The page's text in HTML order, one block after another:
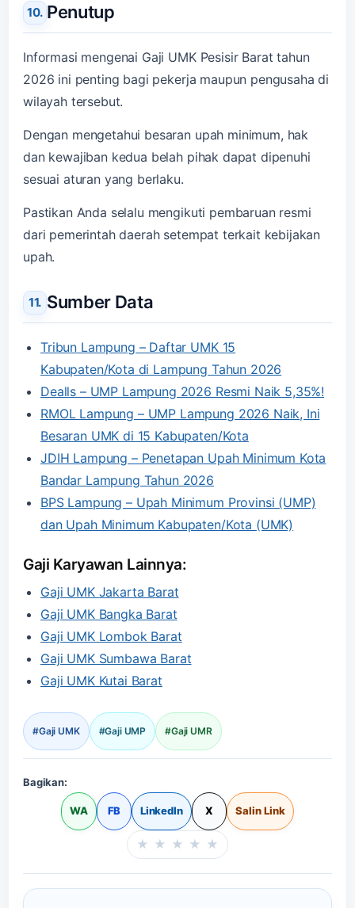
Penutup
Informasi mengenai Gaji UMK Pesisir Barat tahun
2026 ini penting bagi pekerja maupun pengusaha di
wilayah tersebut.
Dengan mengetahui besaran upah minimum, hak
dan kewajiban kedua belah pihak dapat dipenuhi
sesuai aturan yang berlaku.
Pastikan Anda selalu mengikuti pembaruan resmi
dari pemerintah daerah setempat terkait kebijakan
upah.
Sumber Data
Tribun Lampung – Daftar UMK 15
Kabupaten/Kota di Lampung Tahun 2026
Dealls – UMP Lampung 2026 Resmi Naik 5,35%!
RMOL Lampung – UMP Lampung 2026 Naik, Ini
Besaran UMK di 15 Kabupaten/Kota
JDIH Lampung – Penetapan Upah Minimum Kota
Bandar Lampung Tahun 2026
BPS Lampung – Upah Minimum Provinsi (UMP)
dan Upah Minimum Kabupaten/Kota (UMK)
Gaji Karyawan Lainnya:
Gaji UMK Jakarta Barat
Gaji UMK Bangka Barat
Gaji UMK Lombok Barat
Gaji UMK Sumbawa Barat
Gaji UMK Kutai Barat
#Gaji UMK #Gaji UMP #Gaji UMR
Bagikan:
WA FB LinkedIn X Salin Link
Beri rating halaman
★ ★ ★ ★ ★